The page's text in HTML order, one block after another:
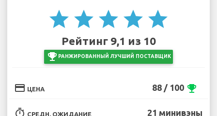
star star star star star
Рейтинг 9,1 из 10
emoji_events РАНЖИРОВАННЫЙ ЛУЧШИЙ ПОСТАВЩИК
credit_card ЦЕНА 88 / 100 emoji_events
timer СРЕДН. ОЖИДАНИЕ 21 минивэны